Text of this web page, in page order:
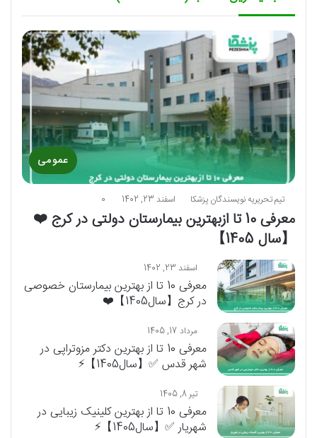
عمومی
تیم تحریریه نویسندگان پزشکا اسفند 23, 1402 0
معرفی 10 تا ازبهترین بیمارستان دولتی در کرج ❤️
【سال 1405】
اسفند 23, 1402
معرفی 10 تا‌‌ از بهترین بیمارستان خصوصی
در کرج【سال1405】❤️
مرداد 17, 1405
معرفی 10 تا از بهترین دکتر مزوتراپی در
شهر قدس ✅【سال1405】⚡️
تیر 8, 1405
معرفی 10 تا از بهترین کلینیک زیبایی در
شهریار ✅【سال1405】⚡